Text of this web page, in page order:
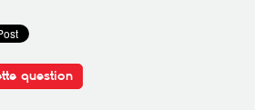
question